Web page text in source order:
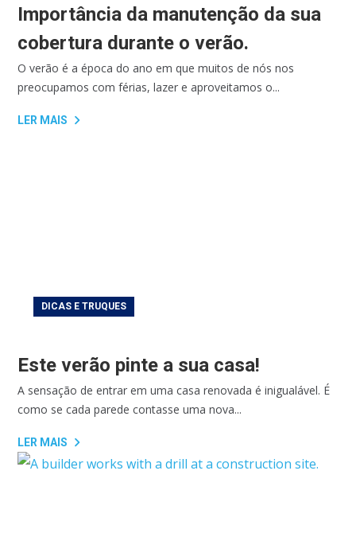
Importância da manutenção da sua
cobertura durante o verão.
O verão é a época do ano em que muitos de nós nos
preocupamos com férias, lazer e aproveitamos o...
LER MAIS
DICAS E TRUQUES
Este verão pinte a sua casa!
A sensação de entrar em uma casa renovada é inigualável. É
como se cada parede contasse uma nova...
LER MAIS